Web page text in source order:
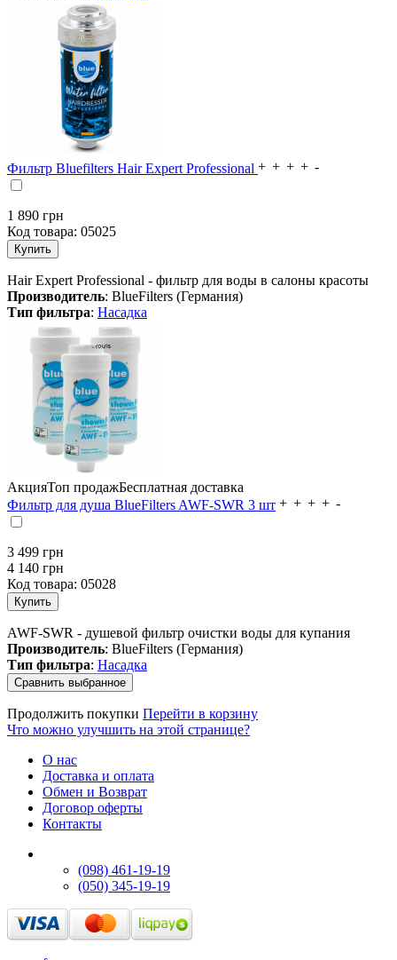
Фильтр Bluefilters Hair Expert Professional
1 890 грн
Код товара: 05025
Hair Expert Professional - фильтр для воды в салоны красоты
Производитель: BlueFilters (Германия)
Тип фильтра: Насадка
АкцияТоп продажБесплатная доставка
Фильтр для душа BlueFilters AWF-SWR 3 шт
3 499 грн
4 140 грн
Код товара: 05028
AWF-SWR - душевой фильтр очистки воды для купания
Производитель: BlueFilters (Германия)
Тип фильтра: Насадка
Продолжить покупки Перейти в корзину
Что можно улучшить на этой странице?
О нас
Доставка и оплата
Обмен и Возврат
Договор оферты
Контакты
(098) 461-19-19
(050) 345-19-19